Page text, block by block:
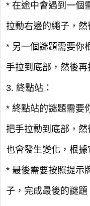
* 在途中會遇到一個
拉動右邊的繩子，然
* 另一個謎題需要你
手拉到底部，然後再
3. 終點站：
* 終點站的謎題需要
把手拉動到底部，
也會發生變化，根據
* 最後需要按照提示
子，完成最後的謎題